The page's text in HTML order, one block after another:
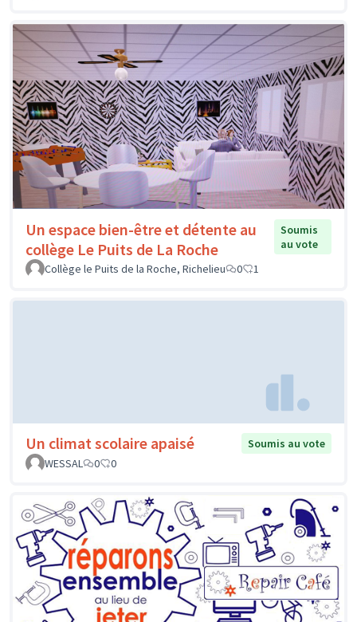
Un espace bien-être et détente au
collège Le Puits de La Roche
Soumis
au vote
Collège le Puits de la Roche, Richelieu
0 1
Un climat scolaire apaisé
Soumis au vote
WESSAL
0 0